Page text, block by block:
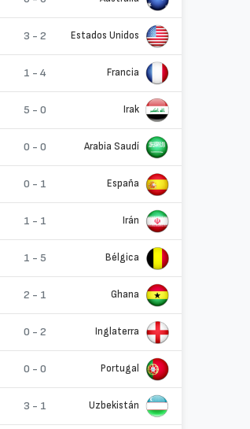
3 - 2 Estados Unidos
1 - 4 Francia
5 - 0 Irak
0 - 0 Arabia Saudí
0 - 1 España
1 - 1 Irán
1 - 5 Bélgica
2 - 1 Ghana
0 - 2 Inglaterra
0 - 0 Portugal
3 - 1 Uzbekistán